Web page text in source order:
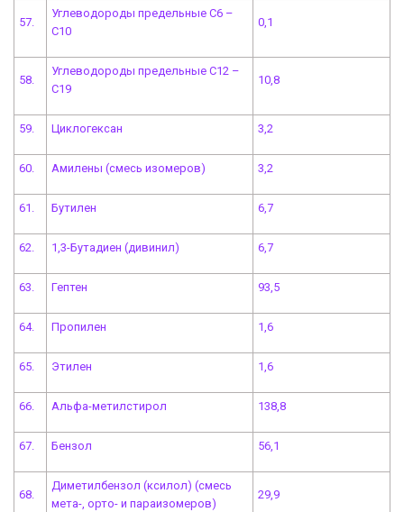
57.
Углеводороды предельные C6 –
C10
0,1
58.
Углеводороды предельные C12 –
C19
10,8
59. Циклогексан 3,2
60. Амилены (смесь изомеров) 3,2
61. Бутилен 6,7
62. 1,3-Бутадиен (дивинил) 6,7
63. Гептен 93,5
64. Пропилен 1,6
65. Этилен 1,6
66. Альфа-метилстирол 138,8
67. Бензол 56,1
68.
Диметилбензол (ксилол) (смесь
мета-, орто- и параизомеров)
29,9